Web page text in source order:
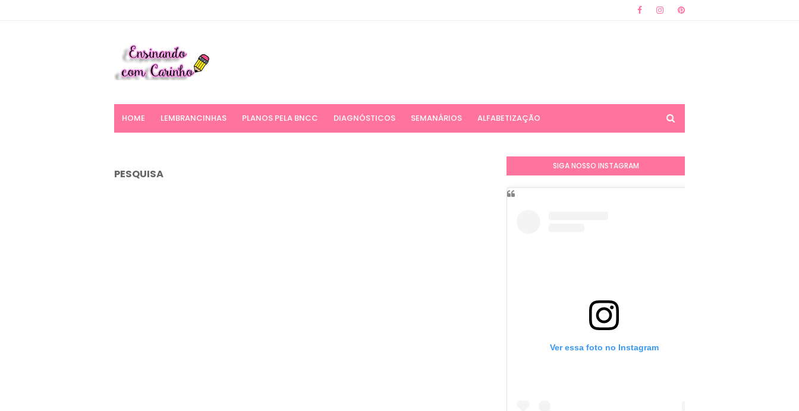
HOME LEMBRANCINHAS PLANOS PELA BNCC DIAGNÓSTICOS SEMANÁRIOS ALFABETIZAÇÃO
PESQUISA
SIGA NOSSO INSTAGRAM
Ver essa foto no Instagram